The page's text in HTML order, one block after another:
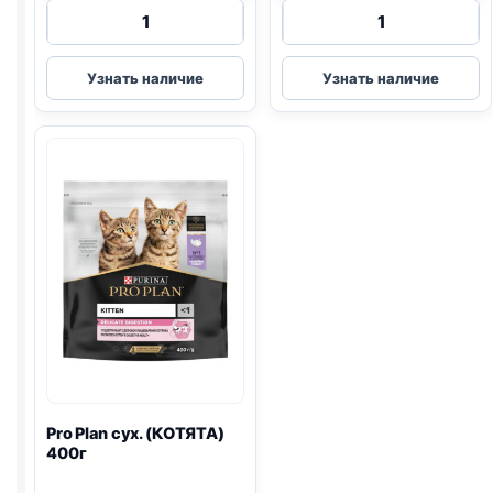
Количество
Felix
сух.
(КУРИЦА)
Узнать наличие
Количество
Pro
Plan
сух.
Узнать наличие
Pro Planсух. (КОТЯТА)
400г